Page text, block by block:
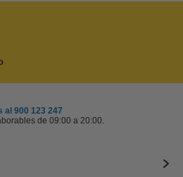
al 900 123 247
de 09:00 a 20:00.